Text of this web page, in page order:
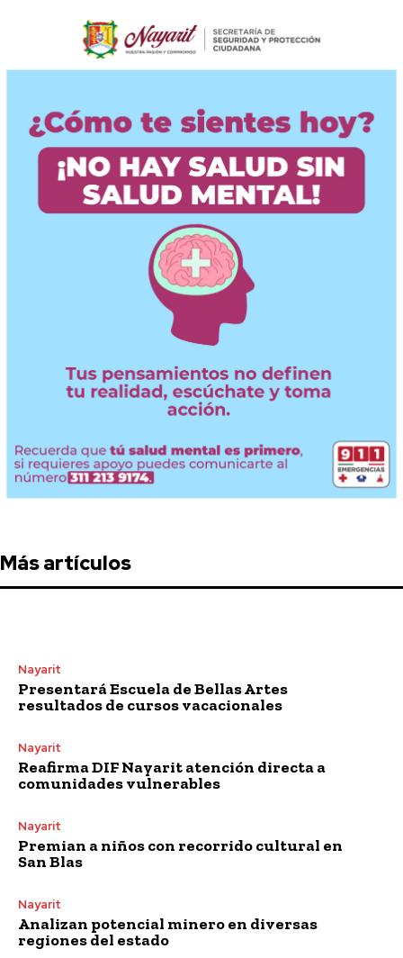
Más artículos
Nayarit
Presentará Escuela de Bellas Artes
resultados de cursos vacacionales
Nayarit
Reafirma DIF Nayarit atención directa a
comunidades vulnerables
Nayarit
Premian a niños con recorrido cultural en
San Blas
Nayarit
Analizan potencial minero en diversas
regiones del estado